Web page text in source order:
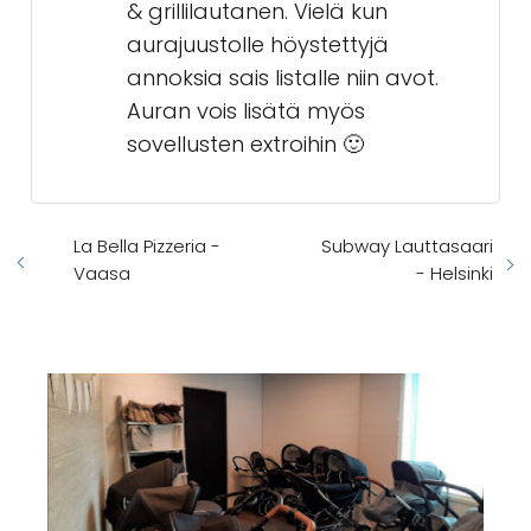
& grillilautanen. Vielä kun
aurajuustolle höystettyjä
annoksia sais listalle niin avot.
Auran vois lisätä myös
sovellusten extroihin 🙂
La Bella Pizzeria -
Vaasa
Subway Lauttasaari
- Helsinki